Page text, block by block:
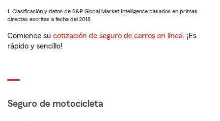
1. Clasificación y datos de S&P Global Market Intelligence basados en primas
directas escritas a fecha del 2018.
Comience su cotización de seguro de carros en línea. ¡Es
rápido y sencillo!
Seguro de motocicleta